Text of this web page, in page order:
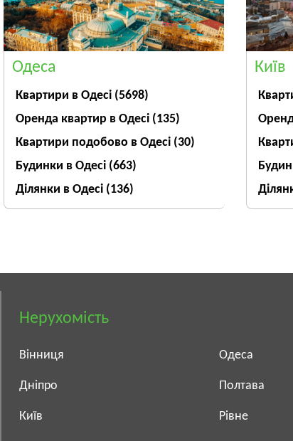
Одеса
Квартири в Одесі (5698)
Оренда квартир в Одесі (135)
Квартири подобово в Одесі (30)
Будинки в Одесі (663)
Ділянки в Одесі (136)
Київ
Нерухомість
Вінниця
Дніпро
Київ
Одеса
Полтава
Рівне